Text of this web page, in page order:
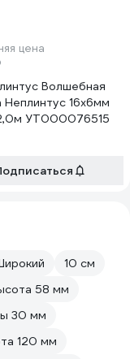
цена
Волшебная
Неплинтус 16x6мм
УТ000076515
10 см
58 мм
30 мм
120 мм